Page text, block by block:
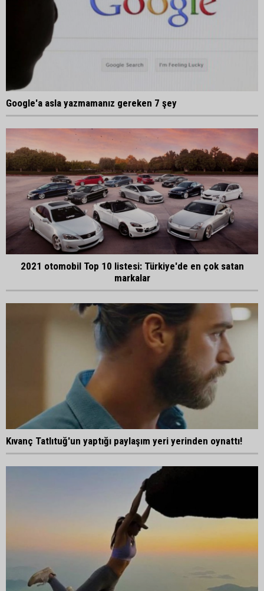
Google'a asla yazmamanız gereken 7 şey
2021 otomobil Top 10 listesi: Türkiye'de en çok satan
markalar
Kıvanç Tatlıtuğ'un yaptığı paylaşım yeri yerinden oynattı!